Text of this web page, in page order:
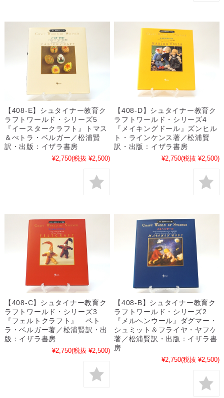
【408-E】シュタイナー教育ク
ラフトワールド・シリーズ5
『イースタークラフト』トマス
＆ぺトラ・ベルガー／松浦賢
訳・出版：イザラ書房
¥2,750(税抜 ¥2,500)
【408-D】シュタイナー教育ク
ラフトワールド・シリーズ4
『メイキングドール』ズンヒル
ト・ラインケンス著／松浦賢
訳・出版：イザラ書房
¥2,750(税抜 ¥2,500)
【408-C】シュタイナー教育ク
ラフトワールド・シリーズ3
『フェルトクラフト』 ペト
ラ・ベルガー著／松浦賢訳・出
版：イザラ書房
¥2,750(税抜 ¥2,500)
【408-B】シュタイナー教育ク
ラフトワールド・シリーズ2
『メルヘンウール』ダグマー・
シュミット＆フライヤ・ヤフケ
著／松浦賢訳・出版：イザラ書
房
¥2,750(税抜 ¥2,500)